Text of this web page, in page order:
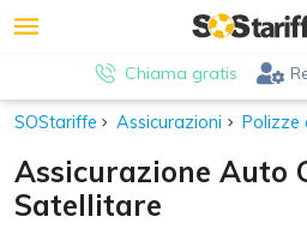
Chiama gratis
SOStariffe Assicurazioni Polizze
Assicurazione Auto
Satellitare